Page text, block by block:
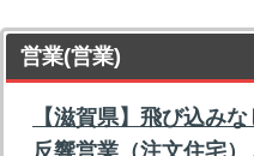
営業(営業)
【滋賀県】飛び込み
反響営業（注文住宅）